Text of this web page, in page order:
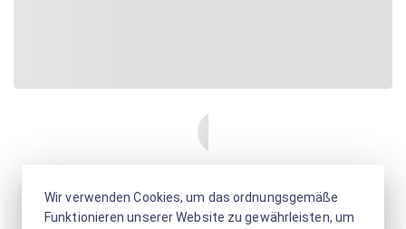
Wir verwenden Cookies, um das ordnungsgemäße
Funktionieren unserer Website zu gewährleisten, um